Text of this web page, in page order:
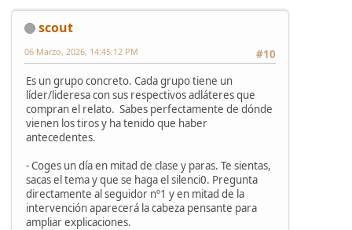
scout
#10
06 Marzo, 2026, 14:45:12 PM
Es un grupo concreto. Cada grupo tiene un
líder/lideresa con sus respectivos adláteres que
compran el relato. Sabes perfectamente de dónde
vienen los tiros y ha tenido que haber
antecedentes.
- Coges un día en mitad de clase y paras. Te sientas,
sacas el tema y que se haga el silenci0. Pregunta
directamente al seguidor nº1 y en mitad de la
intervención aparecerá la cabeza pensante para
ampliar explicaciones.